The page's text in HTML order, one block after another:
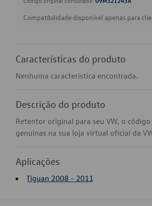
Compatibilidade disponível apenas para
Características do produto
Nenhuma característica encontrada.
Descrição do produto
Retentor original para seu VW, o
genuínas na sua loja virtual oficial da
Aplicações
Tiguan 2008 - 2011